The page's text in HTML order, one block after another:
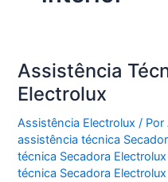
Assistência
Electrolux
Assistência Electrolux / Por
assistência técnica
técnica Secadora
técnica Secadora